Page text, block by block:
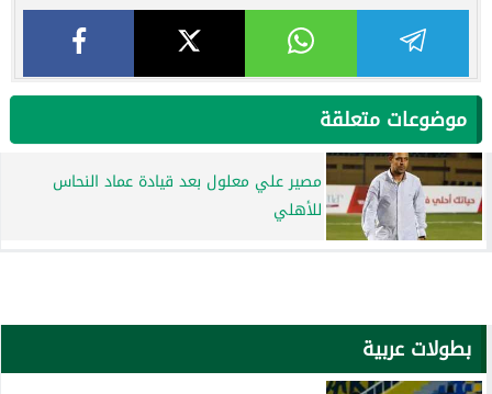
موضوعات متعلقة
مصير علي معلول بعد قيادة عماد النحاس
للأهلي
بطولات عربية